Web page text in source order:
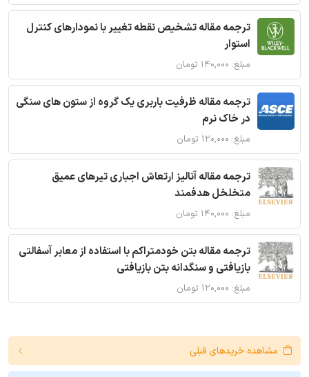
ترجمه مقاله تشخیص نقطه تغییر با نمودارهای کنترل
استوار
مبلغ: ۱۴۰,۰۰۰ تومان
ترجمه مقاله ظرفیت باربری یک گروه از ستون های سنگی
در خاک نرم
مبلغ: ۱۲۰,۰۰۰ تومان
ترجمه مقاله آنالیز ارتعاش اجباری تیرهای عمیق
متخلخل هدفمند
مبلغ: ۱۴۰,۰۰۰ تومان
ترجمه مقاله بتن خودمتراکم با استفاده از معابر آسفالتی
بازیافتی و سنگدانه بتن بازیافتی
مبلغ: ۱۲۰,۰۰۰ تومان
مشاهده خریدهای قبلی